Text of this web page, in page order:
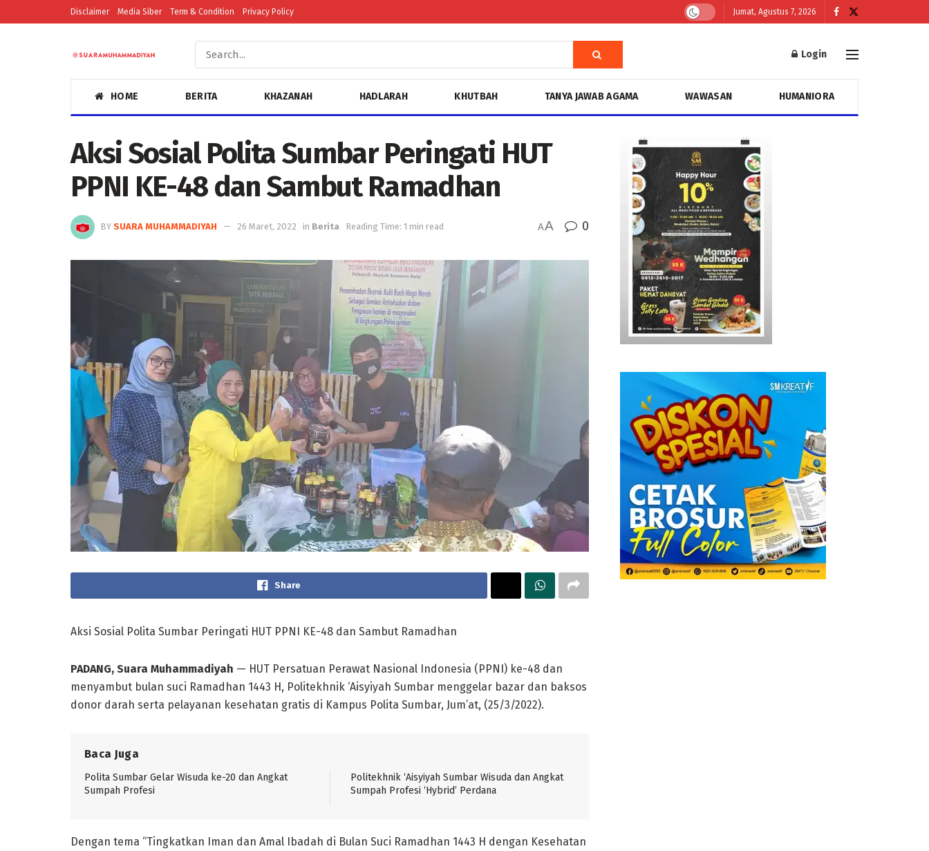
Disclaimer Media Siber Term & Condition Privacy Policy Jumat, Agustus 7, 2026
Login
HOME BERITA KHAZANAH HADLARAH KHUTBAH TANYA JAWAB AGAMA WAWASAN HUMANIORA
Aksi Sosial Polita Sumbar Peringati HUT
PPNI KE-48 dan Sambut Ramadhan
BY SUARA MUHAMMADIYAH 26 Maret, 2022 in Berita Reading Time: 1 min read AA 0
Share
Aksi Sosial Polita Sumbar Peringati HUT PPNI KE-48 dan Sambut Ramadhan
PADANG, Suara Muhammadiyah — HUT Persatuan Perawat Nasional Indonesia (PPNI) ke-48 dan
menyambut bulan suci Ramadhan 1443 H, Politekhnik ‘Aisyiyah Sumbar menggelar bazar dan baksos
donor darah serta pelayanan kesehatan gratis di Kampus Polita Sumbar, Jum’at, (25/3/2022).
Baca Juga
Polita Sumbar Gelar Wisuda ke-20 dan Angkat
Sumpah Profesi
Politekhnik ‘Aisyiyah Sumbar Wisuda dan Angkat
Sumpah Profesi ‘Hybrid’ Perdana
Dengan tema “Tingkatkan Iman dan Amal Ibadah di Bulan Suci Ramadhan 1443 H dengan Kesehatan